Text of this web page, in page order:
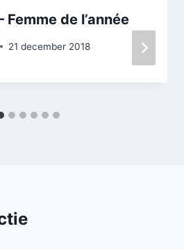
Femme de l’année
21 december 2018